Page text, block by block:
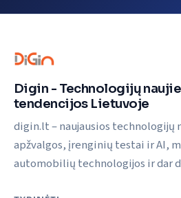
Digin - Technologijų
tendencijos Lietuvoje
digin.lt – naujausios technologijų
apžvalgos, įrenginių testai ir AI,
automobilių technologijos ir dar